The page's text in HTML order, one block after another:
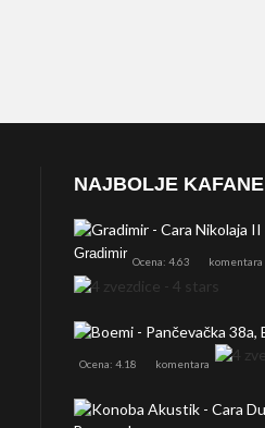
NAJBOLJE KAFANE
Gradimir Ocena: 4.63 komentara
Ocena: 4.18 komentara